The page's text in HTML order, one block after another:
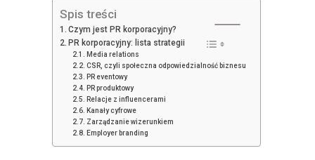
Spis treści
Czym jest PR korporacyjny?
PR korporacyjny: lista strategii
Media relations
CSR, czyli społeczna odpowiedzialność biznesu
PR eventowy
PR produktowy
Relacje z influencerami
Kanały cyfrowe
Zarządzanie wizerunkiem
Employer branding